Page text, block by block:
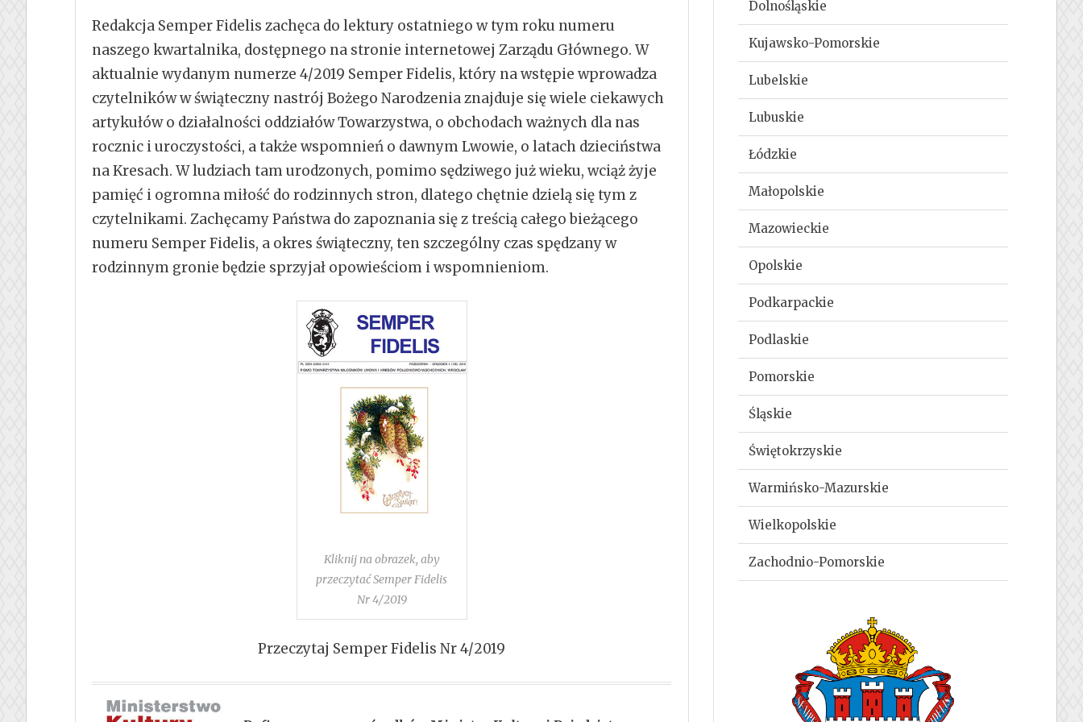
Redakcja Semper Fidelis zachęca do lektury ostatniego w tym roku numeru
naszego kwartalnika, dostępnego na stronie internetowej Zarządu Głównego. W
aktualnie wydanym numerze 4/2019 Semper Fidelis, który na wstępie wprowadza
czytelników w świąteczny nastrój Bożego Narodzenia znajduje się wiele ciekawych
artykułów o działalności oddziałów Towarzystwa, o obchodach ważnych dla nas
rocznic i uroczystości, a także wspomnień o dawnym Lwowie, o latach dzieciństwa
na Kresach. W ludziach tam urodzonych, pomimo sędziwego już wieku, wciąż żyje
pamięć i ogromna miłość do rodzinnych stron, dlatego chętnie dzielą się tym z
czytelnikami. Zachęcamy Państwa do zapoznania się z treścią całego bieżącego
numeru Semper Fidelis, a okres świąteczny, ten szczególny czas spędzany w
rodzinnym gronie będzie sprzyjał opowieściom i wspomnieniom.
Kliknij na obrazek, aby
przeczytać Semper Fidelis
Nr 4/2019
Przeczytaj Semper Fidelis Nr 4/2019
Dolnośląskie
Kujawsko-Pomorskie
Lubelskie
Lubuskie
Łódzkie
Małopolskie
Mazowieckie
Opolskie
Podkarpackie
Podlaskie
Pomorskie
Śląskie
Świętokrzyskie
Warmińsko-Mazurskie
Wielkopolskie
Zachodnio-Pomorskie